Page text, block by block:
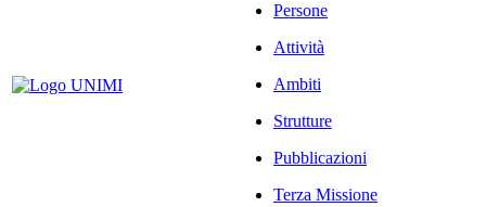
Persone
Attività
Ambiti
Strutture
Pubblicazioni
Terza Missione